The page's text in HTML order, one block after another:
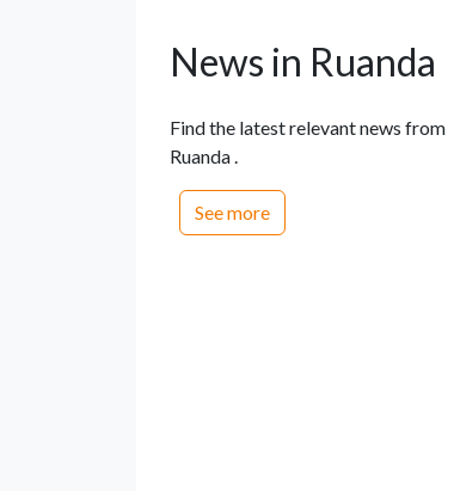
News in Ruanda
Find the latest relevant news from
Ruanda .
See more